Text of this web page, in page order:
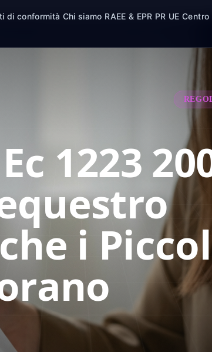
di conformità Chi siamo RAEE & EPR PR UE
1223
i